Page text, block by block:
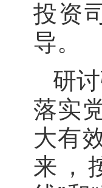
投资
导。
研
落实
大有
来，